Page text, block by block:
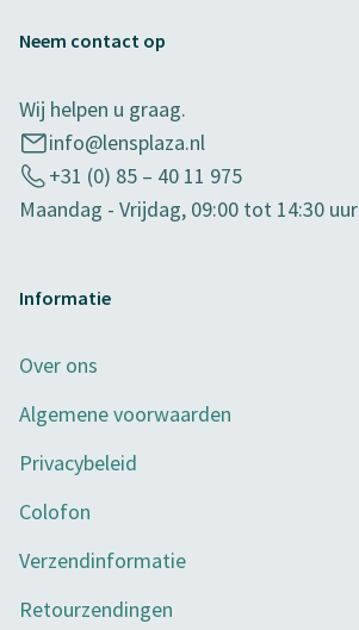
Neem contact op
Wij helpen u graag.
info@lensplaza.nl
+31 (0) 85 – 40 11 975
Maandag - Vrijdag, 09:00 tot 14:30 uur
Informatie
Over ons
Algemene voorwaarden
Privacybeleid
Colofon
Verzendinformatie
Retourzendingen